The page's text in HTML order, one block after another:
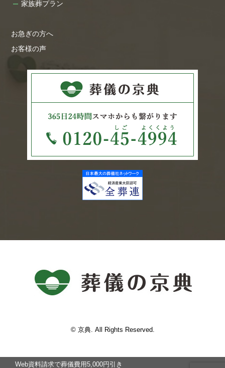
家族葬プラン
お急ぎの方へ
お客様の声
© 京典. All Rights Reserved.
Web資料請求で葬儀費⽤5,000円引き